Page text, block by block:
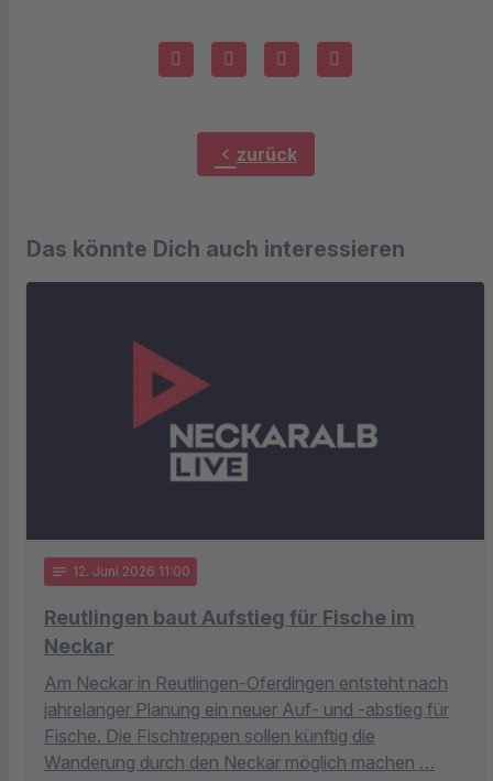
chevron_left zurück
Das könnte Dich auch interessieren
notes 12. Juni 2026 11:00
Reutlingen baut Aufstieg für Fische im
Neckar
Am Neckar in Reutlingen-Oferdingen entsteht nach
jahrelanger Planung ein neuer Auf- und -abstieg für
Fische. Die Fischtreppen sollen künftig die
Wanderung durch den Neckar möglich machen …